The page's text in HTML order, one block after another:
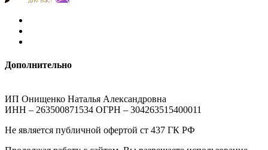
Дополнительно
ИП Онищенко Наталья Александровна
ИНН – 263500871534 ОГРН – 304263515400011
Не является публичной офертой ст 437 ГК РФ